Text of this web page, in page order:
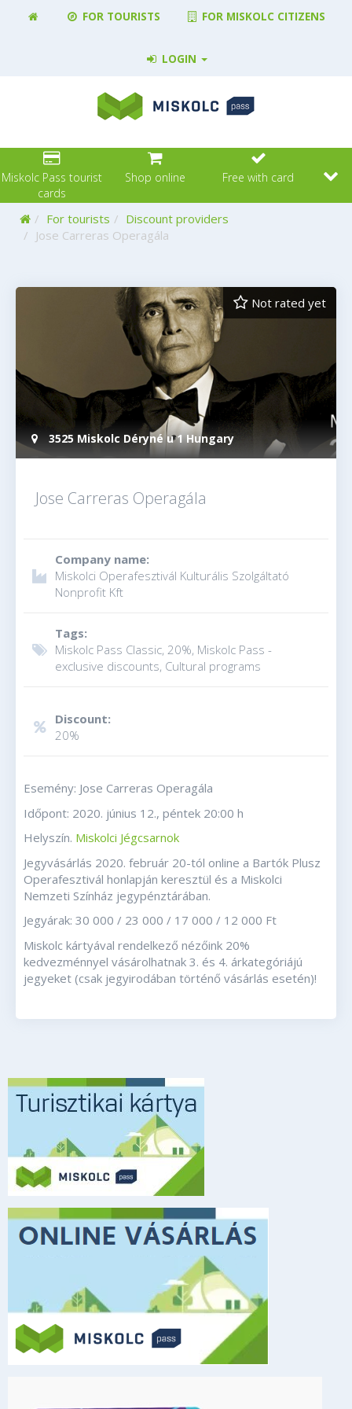
FOR TOURISTS FOR MISKOLC CITIZENS
LOGIN
Miskolc Pass tourist
cards
Shop online Free with card
HomeFor tourists
Discount providers
Jose Carreras Operagála
3525 Miskolc Déryné u 1 Hungary
Not rated yet
Jose Carreras Operagála
Company name:
Miskolci Operafesztivál Kulturális Szolgáltató
Nonprofit Kft
Tags:
Miskolc Pass Classic, 20%, Miskolc Pass -
exclusive discounts, Cultural programs
Discount:
20%
Esemény: Jose Carreras Operagála
Időpont: 2020. június 12., péntek 20:00 h
Helyszín. Miskolci Jégcsarnok
Jegyvásárlás 2020. február 20-tól online a Bartók Plusz
Operafesztivál honlapján keresztül és a Miskolci
Nemzeti Színház jegypénztárában.
Jegyárak: 30 000 / 23 000 / 17 000 / 12 000 Ft
Miskolc kártyával rendelkező nézőink 20%
kedvezménnyel vásárolhatnak 3. és 4. árkategóriájú
jegyeket (csak jegyirodában történő vásárlás esetén)!